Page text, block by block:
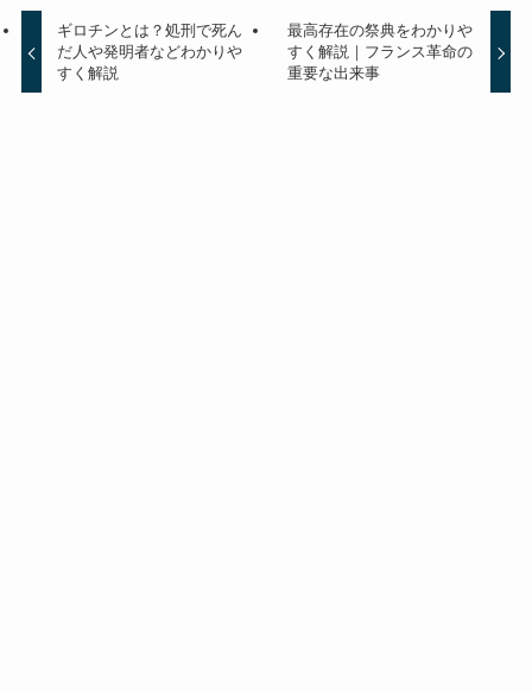
ギロチンとは？処刑で死ん
だ人や発明者などわかりや
すく解説
最高存在の祭典をわかりや
すく解説｜フランス革命の
重要な出来事